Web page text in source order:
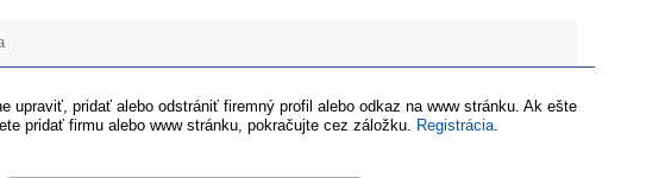
upraviť, pridať alebo odstrániť firemný profil alebo odkaz na www stránku. Ak ešte
pridať firmu alebo www stránku, pokračujte cez záložku.
Registrácia